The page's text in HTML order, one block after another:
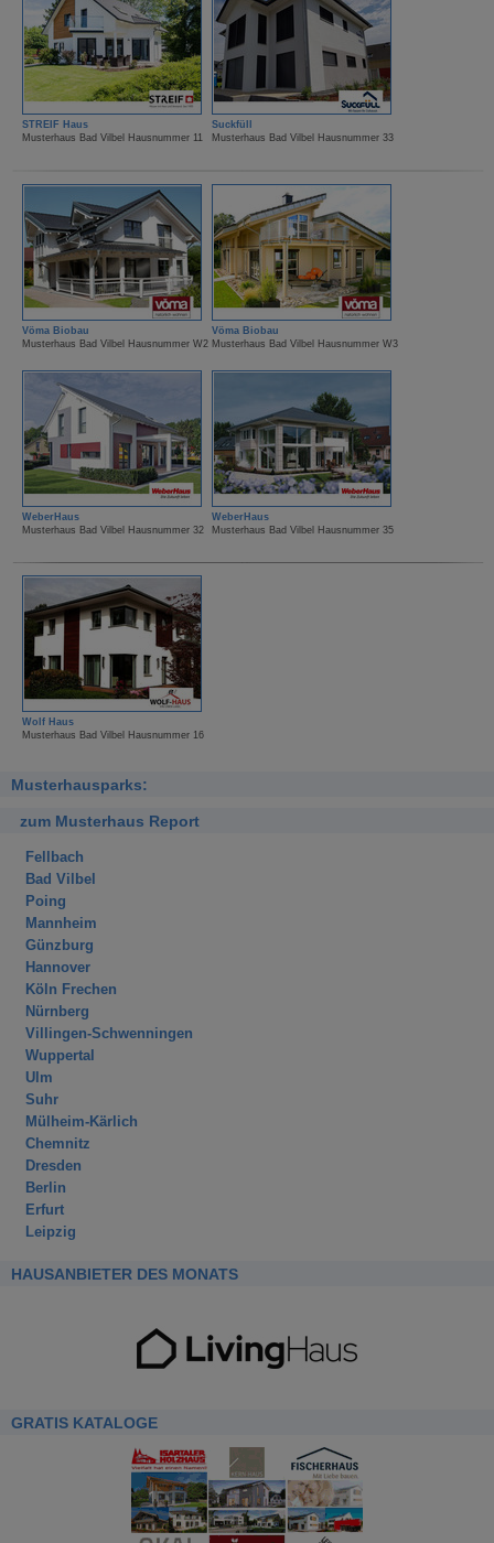
STREIF Haus
Musterhaus Bad Vilbel Hausnummer 11
Suckfüll
Musterhaus Bad Vilbel Hausnummer 33
Vöma Biobau
Musterhaus Bad Vilbel Hausnummer W2
Vöma Biobau
Musterhaus Bad Vilbel Hausnummer W3
WeberHaus
Musterhaus Bad Vilbel Hausnummer 32
WeberHaus
Musterhaus Bad Vilbel Hausnummer 35
Wolf Haus
Musterhaus Bad Vilbel Hausnummer 16
Musterhausparks:
zum Musterhaus Report
Fellbach
Bad Vilbel
Poing
Mannheim
Günzburg
Hannover
Köln Frechen
Nürnberg
Villingen-Schwenningen
Wuppertal
Ulm
Suhr
Mülheim-Kärlich
Chemnitz
Dresden
Berlin
Erfurt
Leipzig
HAUSANBIETER DES MONATS
GRATIS KATALOGE